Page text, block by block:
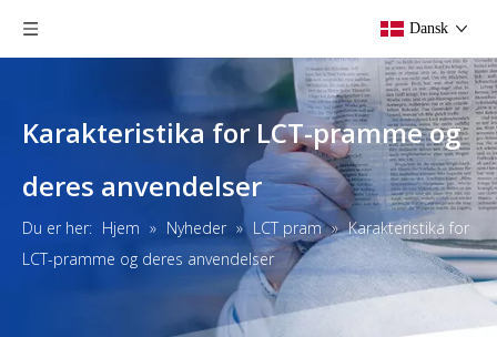
Dansk
Karakteristika for LCT-pramme og
deres anvendelser
Du er her: Hjem » Nyheder » LCT pram » Karakteristika for
LCT-pramme og deres anvendelser